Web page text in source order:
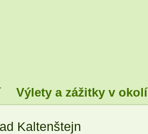
Výlety a zážitky v okolí
Kaltenštejn